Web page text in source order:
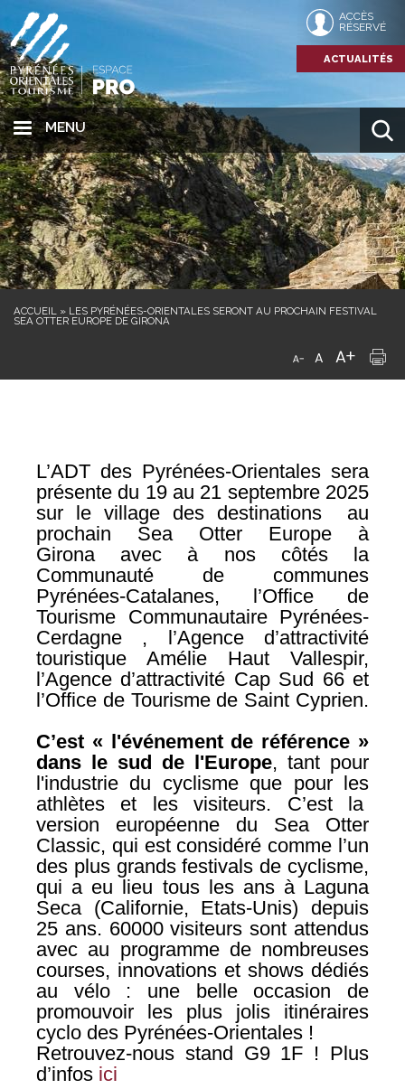
MENU
ACCÈS
RÉSERVÉ
ACTUALITÉS
ACCUEIL » LES PYRÉNÉES-ORIENTALES SERONT AU PROCHAIN FESTIVAL
SEA OTTER EUROPE DE GIRONA
L’ADT des Pyrénées-Orientales sera
présente du 19 au 21 septembre 2025
sur le village des destinations au
prochain Sea Otter Europe à
Girona avec à nos côtés la
Communauté de communes
Pyrénées-Catalanes, l’Office de
Tourisme Communautaire Pyrénées-
Cerdagne , l’Agence d’attractivité
touristique Amélie Haut Vallespir,
l’Agence d’attractivité Cap Sud 66 et
l’Office de Tourisme de Saint Cyprien.
C’est « l'événement de référence »
dans le sud de l'Europe, tant pour
l'industrie du cyclisme que pour les
athlètes et les visiteurs. C’est la
version européenne du Sea Otter
Classic, qui est considéré comme l’un
des plus grands festivals de cyclisme,
qui a eu lieu tous les ans à Laguna
Seca (Californie, Etats-Unis) depuis
25 ans. 60000 visiteurs sont attendus
avec au programme de nombreuses
courses, innovations et shows dédiés
au vélo : une belle occasion de
promouvoir les plus jolis itinéraires
cyclo des Pyrénées-Orientales !
Retrouvez-nous stand G9 1F ! Plus
d’infos ici